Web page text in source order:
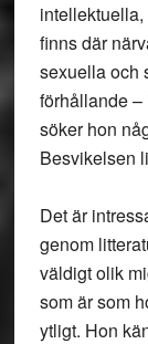
finns där
sexuella och
förhållande –
söker hon
Besvikelsen
Det är
genom
väldigt olik
som är som
ytligt. Hon